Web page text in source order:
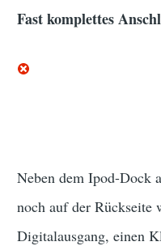
Fast komplettes
Neben dem Ipod-Dock
noch auf der Rückseite
Digitalausgang, einen